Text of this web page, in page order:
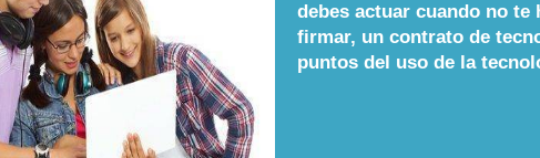
debes actuar cuando no te
firmar, un contrato de
puntos del uso de la